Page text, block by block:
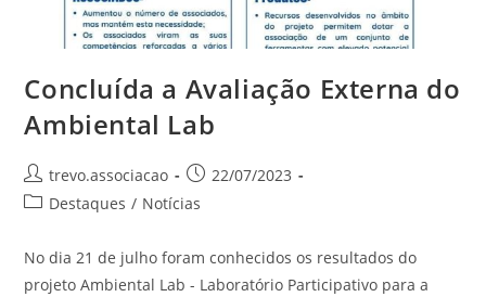
Concluída a Avaliação Externa do
Ambiental Lab
trevo.associacao
22/07/2023
Destaques / Notícias
No dia 21 de julho foram conhecidos os resultados do
projeto Ambiental Lab - Laboratório Participativo para a